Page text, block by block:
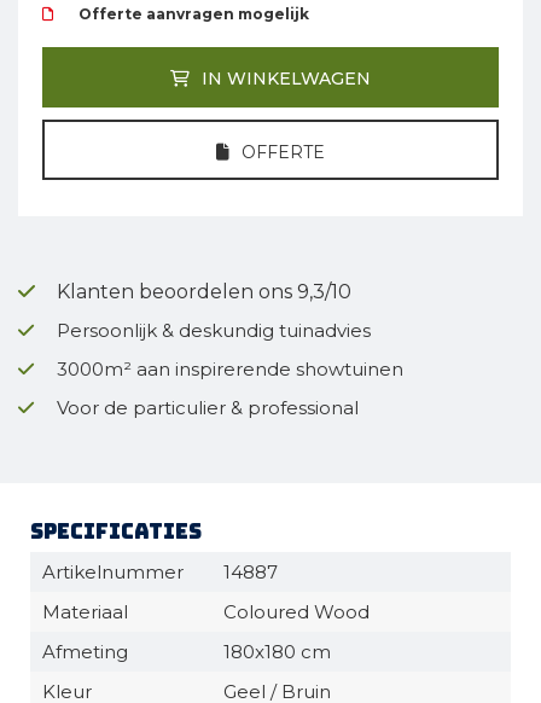
Offerte aanvragen mogelijk
IN WINKELWAGEN
OFFERTE
Klanten beoordelen ons 9,3/10
Persoonlijk & deskundig tuinadvies
3000m² aan inspirerende showtuinen
Voor de particulier & professional
Specificaties
Artikelnummer
14887
Materiaal
Coloured Wood
Afmeting
180x180 cm
Kleur
Geel / Bruin